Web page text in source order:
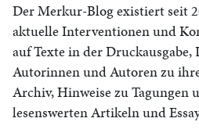
Der Merkur-Blog existiert seit
aktuelle Interventionen und
auf Texte in der
Autorinnen und Autoren zu
Archiv, Hinweise zu Tagungen
lesenswerten Artikeln und